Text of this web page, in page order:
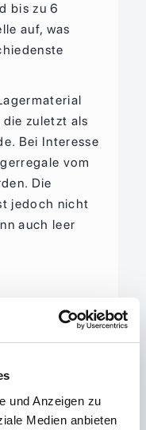
und Anzeigen zu
Medien anbieten
bis zu 6
auf, was
zuletzt als
Bei Interesse
vom
Die
jedoch nicht
auch leer
Verständnis,
oder